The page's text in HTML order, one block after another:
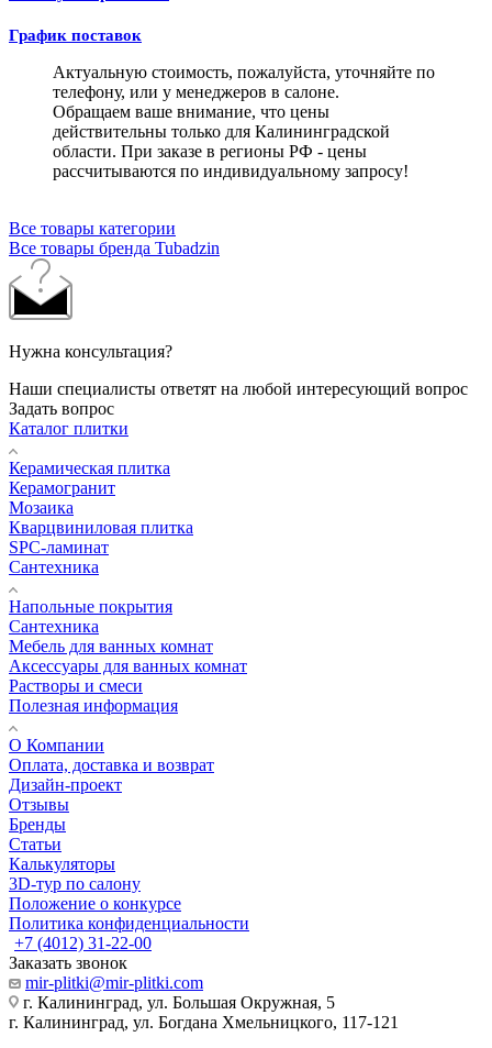
График поставок
Актуальную стоимость, пожалуйста, уточняйте по
телефону, или у менеджеров в салоне.
Обращаем ваше внимание, что цены
действительны только для Калининградской
области. При заказе в регионы РФ - цены
рассчитываются по индивидуальному запросу!
Все товары категории
Все товары бренда Tubadzin
Нужна консультация?
Наши специалисты ответят на любой интересующий вопрос
Задать вопрос
Каталог плитки
Керамическая плитка
Керамогранит
Мозаика
Кварцвиниловая плитка
SPC-ламинат
Сантехника
Напольные покрытия
Сантехника
Мебель для ванных комнат
Аксессуары для ванных комнат
Растворы и смеси
Полезная информация
О Компании
Оплата, доставка и возврат
Дизайн-проект
Отзывы
Бренды
Статьи
Калькуляторы
3D-тур по салону
Положение о конкурсе
Политика конфиденциальности
+7 (4012) 31-22-00
Заказать звонок
mir-plitki@mir-plitki.com
г. Калининград, ул. Большая Окружная, 5
г. Калининград, ул. Богдана Хмельницкого, 117-121